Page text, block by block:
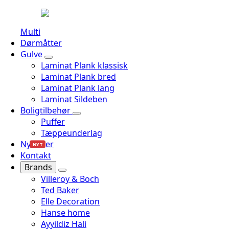
Multi
Dørmåtter
Gulve
Laminat Plank klassisk
Laminat Plank bred
Laminat Plank lang
Laminat Sildeben
Boligtilbehør
Puffer
Tæppeunderlag
Nyheder
NYT
Kontakt
Brands
Villeroy & Boch
Ted Baker
Elle Decoration
Hanse home
Ayyildiz Hali